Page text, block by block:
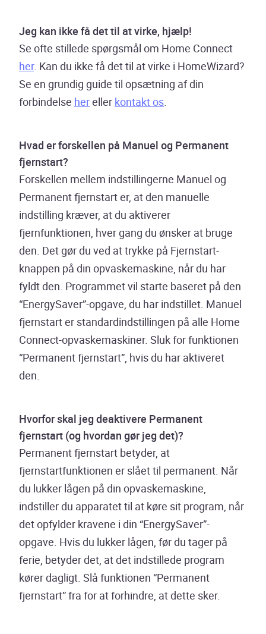
Jeg kan ikke få det til at virke, hjælp!
Se ofte stillede spørgsmål om Home Connect
her. Kan du ikke få det til at virke i HomeWizard?
Se en grundig guide til opsætning af din
forbindelse hereller kontakt os.
Hvad er forskellen på Manuel og Permanent
fjernstart?
Forskellen mellem indstillingerne Manuel og
Permanent fjernstart er, at den manuelle
indstilling kræver, at du aktiverer
fjernfunktionen, hver gang du ønsker at bruge
den. Det gør du ved at trykke på Fjernstart-
knappen på din opvaskemaskine, når du har
fyldt den. Programmet vil starte baseret på den
“EnergySaver”-opgave, du har indstillet. Manuel
fjernstart er standardindstillingen på alle Home
Connect-opvaskemaskiner. Sluk for funktionen
“Permanent fjernstart”, hvis du har aktiveret
den.
Hvorfor skal jeg deaktivere Permanent
fjernstart (og hvordan gør jeg det)?
Permanent fjernstart betyder, at
fjernstartfunktionen er slået til permanent. Når
du lukker lågen på din opvaskemaskine,
indstiller du apparatet til at køre sit program, når
det opfylder kravene i din “EnergySaver”-
opgave. Hvis du lukker lågen, før du tager på
ferie, betyder det, at det indstillede program
kører dagligt. Slå funktionen “Permanent
fjernstart” fra for at forhindre, at dette sker.